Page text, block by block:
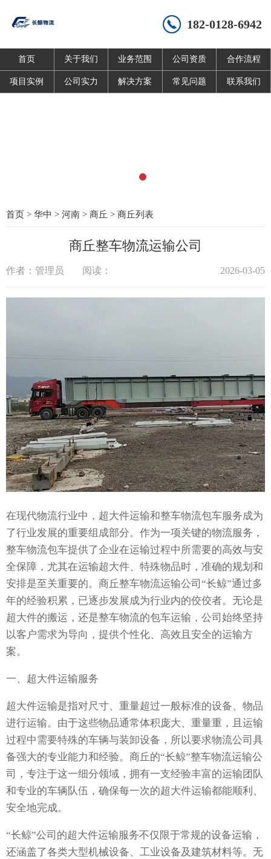
182-0128-6942
首页 关于我们 业务范围 公司资质 合作流程
项目实例 公司实力 解决方案 常见问题 联系我们
首页 > 华中 > 河南 > 商丘 > 商丘列表
商丘整车物流运输公司
作者：管理员 阅读： 2026-03-05
在现代物流行业中，超大件运输和整车物流包车服务成为
了行业发展的重要组成部分。作为一项关键的物流服务，
整车物流包车提供了企业在运输过程中所需要的高效与安
全保障，尤其在运输超大件、特殊物品时，准确的规划和
安排是至关重要的。商丘整车物流运输公司“长鲸”通过多
年的经验积累，已逐步发展成为行业内的佼佼者。无论是
超大件的搬运，还是整车物流的包车运输，公司始终坚持
以客户需求为导向，提供个性化、高效且安全的运输方
案。
一、超大件运输服务
超大件运输是指对尺寸、重量超过一般标准的设备、物品
进行运输。由于这些物品通常体积庞大、重量重，且运输
过程中需要特殊的车辆与装卸设备，所以要求物流公司具
备强大的专业能力和经验。商丘的“长鲸”整车物流运输公
司，专注于这一细分领域，拥有一支经验丰富的运输团队
和专业的车辆队伍，确保每一次的超大件运输都能顺利、
安全地完成。
“长鲸”公司的超大件运输服务不仅限于常规的设备运输，
还涵盖了各类大型机械设备、工业设备及建筑材料等。无